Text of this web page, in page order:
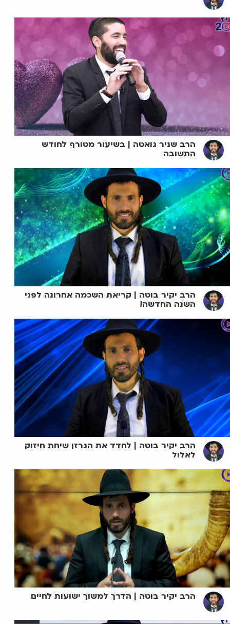
הרב שניר גואטה | בשיעור מטורף לחודש
התשובה
הרב יקיר בוטה | קריאת השכמה אחרונה לפני
השנה החדשה!
הרב יקיר בוטה | לחדד את הגרזן שיחת חיזוק
לאלול
הרב יקיר בוטה | הדרך למשוך ישועות לחיים